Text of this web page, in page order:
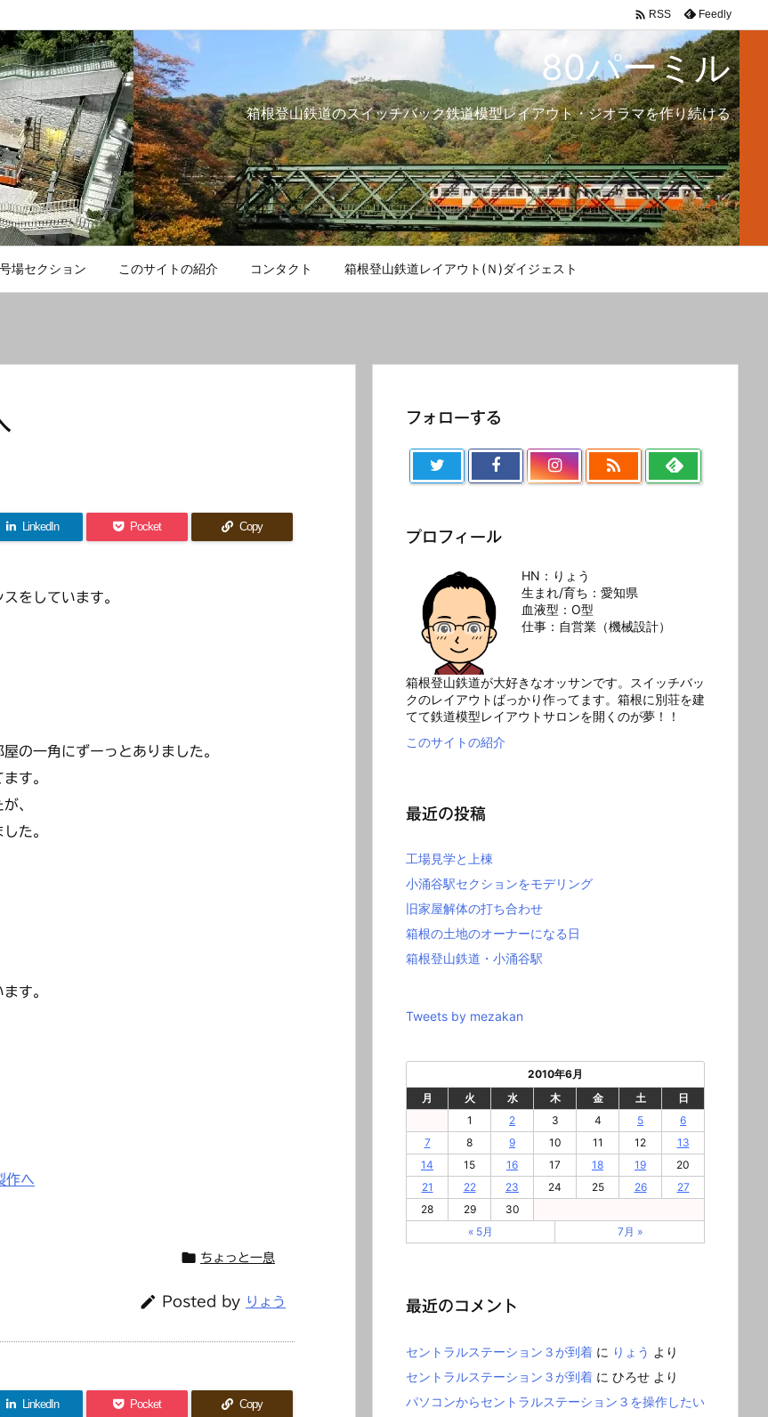
80パーミル
箱根登山鉄道のスイッチバック鉄道模型レイアウト・ジオラマを作り続ける
場セクション このサイトの紹介 コンタクト 箱根登山鉄道レイアウト(Ｎ)ダイジェスト
 RSS Feedly
LinkedIn Pocket Copy
をしています。
の一角にずーっとありました。
す。
、
た。
す。
 ちょっと一息
 Posted by りょう
LinkedIn Pocket Copy
フォローする

プロフィール
HN：りょう
生まれ/育ち：愛知県
血液型：O型
仕事：自営業（機械設計）
箱根登山鉄道が大好きなオッサンです。スイッチバッ
クのレイアウトばっかり作ってます。箱根に別荘を建
てて鉄道模型レイアウトサロンを開くのが夢！！
このサイトの紹介
最近の投稿
工場見学と上棟
小涌谷駅セクションをモデリング
旧家屋解体の打ち合わせ
箱根の土地のオーナーになる日
箱根登山鉄道・小涌谷駅
Tweets by mezakan
2010年6月
月
火 水 木 金 土
日
1
2 3 4 5
6
7
8 9 10 11 12
13
14
15 16 17 18 19
20
21
22 23 24 25 26
27
28
29
30
« 5月
7月 »
最近のコメント
セントラルステーション３が到着 に りょう より
セントラルステーション３が到着 に ひろせ より
パソコンからセントラルステーション３を操作したい